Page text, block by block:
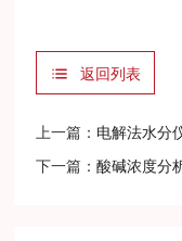
返回列表
上一篇： 电解法水分仪‌
下一篇：酸碱浓度分